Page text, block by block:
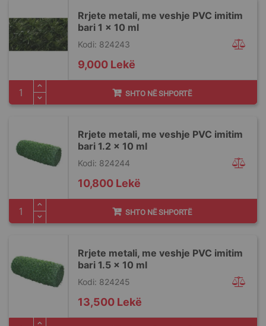
Rrjete metali, me veshje PVC imitim
bari 1 x 10 ml
Kodi: 824243
9,000 Lekë
SHTO NË SHPORTË
Rrjete metali, me veshje PVC imitim
bari 1.2 x 10 ml
Kodi: 824244
10,800 Lekë
SHTO NË SHPORTË
Rrjete metali, me veshje PVC imitim
bari 1.5 x 10 ml
Kodi: 824245
13,500 Lekë